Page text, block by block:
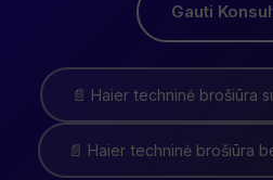
Gauti
📄 Haier techninė brošiūra
📄 Haier techninė brošiūra